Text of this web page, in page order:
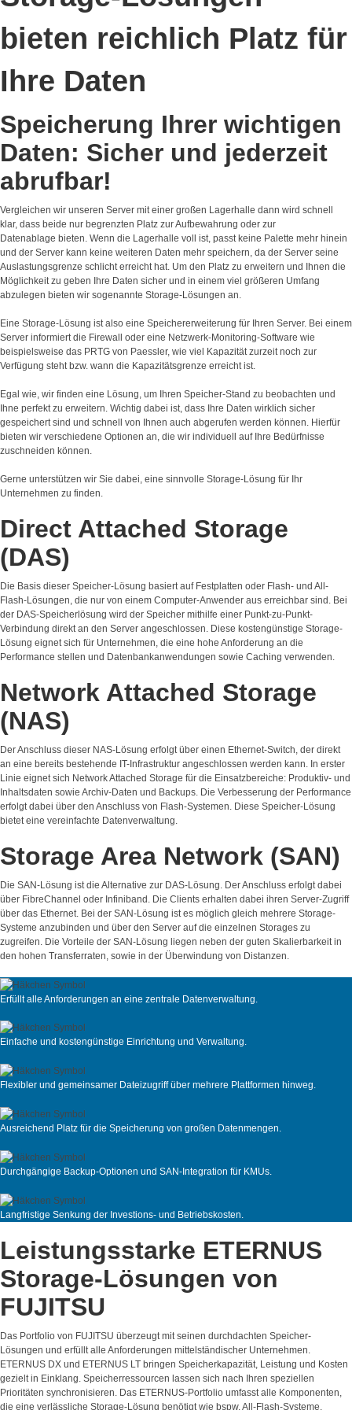
bieten reichlich Platz für
Ihre Daten
Speicherung Ihrer wichtigen
Daten: Sicher und jederzeit
abrufbar!
Vergleichen wir unseren Server mit einer großen Lagerhalle dann wird schnell
klar, dass beide nur begrenzten Platz zur Aufbewahrung oder zur
Datenablage bieten. Wenn die Lagerhalle voll ist, passt keine Palette mehr hinein
und der Server kann keine weiteren Daten mehr speichern, da der Server seine
Auslastungsgrenze schlicht erreicht hat. Um den Platz zu erweitern und Ihnen die
Möglichkeit zu geben Ihre Daten sicher und in einem viel größeren Umfang
abzulegen bieten wir sogenannte Storage-Lösungen an.
Eine Storage-Lösung ist also eine Speichererweiterung für Ihren Server. Bei einem
Server informiert die Firewall oder eine Netzwerk-Monitoring-Software wie
beispielsweise das PRTG von Paessler, wie viel Kapazität zurzeit noch zur
Verfügung steht bzw. wann die Kapazitätsgrenze erreicht ist.
Egal wie, wir finden eine Lösung, um Ihren Speicher-Stand zu beobachten und
Ihne perfekt zu erweitern. Wichtig dabei ist, dass Ihre Daten wirklich sicher
gespeichert sind und schnell von Ihnen auch abgerufen werden können. Hierfür
bieten wir verschiedene Optionen an, die wir individuell auf Ihre Bedürfnisse
zuschneiden können.
Gerne unterstützen wir Sie dabei, eine sinnvolle Storage-Lösung für Ihr
Unternehmen zu finden.
Direct Attached Storage
(DAS)
Die Basis dieser Speicher-Lösung basiert auf Festplatten oder Flash- und All-
Flash-Lösungen, die nur von einem Computer-Anwender aus erreichbar sind. Bei
der DAS-Speicherlösung wird der Speicher mithilfe einer Punkt-zu-Punkt-
Verbindung direkt an den Server angeschlossen. Diese kostengünstige Storage-
Lösung eignet sich für Unternehmen, die eine hohe Anforderung an die
Performance stellen und Datenbankanwendungen sowie Caching verwenden.
Network Attached Storage
(NAS)
Der Anschluss dieser NAS-Lösung erfolgt über einen Ethernet-Switch, der direkt
an eine bereits bestehende IT-Infrastruktur angeschlossen werden kann. In erster
Linie eignet sich Network Attached Storage für die Einsatzbereiche: Produktiv- und
Inhaltsdaten sowie Archiv-Daten und Backups. Die Verbesserung der Performance
erfolgt dabei über den Anschluss von Flash-Systemen. Diese Speicher-Lösung
bietet eine vereinfachte Datenverwaltung.
Storage Area Network (SAN)
Die SAN-Lösung ist die Alternative zur DAS-Lösung. Der Anschluss erfolgt dabei
über FibreChannel oder Infiniband. Die Clients erhalten dabei ihren Server-Zugriff
über das Ethernet. Bei der SAN-Lösung ist es möglich gleich mehrere Storage-
Systeme anzubinden und über den Server auf die einzelnen Storages zu
zugreifen. Die Vorteile der SAN-Lösung liegen neben der guten Skalierbarkeit in
den hohen Transferraten, sowie in der Überwindung von Distanzen.
Erfüllt alle Anforderungen an eine zentrale Datenverwaltung.
Einfache und kostengünstige Einrichtung und Verwaltung.
Flexibler und gemeinsamer Dateizugriff über mehrere Plattformen hinweg.
Ausreichend Platz für die Speicherung von großen Datenmengen.
Durchgängige Backup-Optionen und SAN-Integration für KMUs.
Langfristige Senkung der Investions- und Betriebskosten.
Leistungsstarke ETERNUS
Storage-Lösungen von
FUJITSU
Das Portfolio von FUJITSU überzeugt mit seinen durchdachten Speicher-
Lösungen und erfüllt alle Anforderungen mittelständischer Unternehmen.
ETERNUS DX und ETERNUS LT bringen Speicherkapazität, Leistung und Kosten
gezielt in Einklang. Speicherressourcen lassen sich nach Ihren speziellen
Prioritäten synchronisieren. Das ETERNUS-Portfolio umfasst alle Komponenten,
die eine verlässliche Storage-Lösung benötigt wie bspw. All-Flash-Systeme,